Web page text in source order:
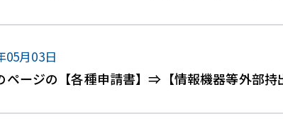
05月03日
ページの【各種申請書】⇒【情報機器等外部